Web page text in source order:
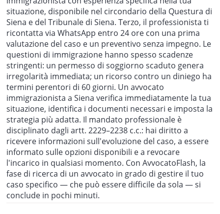
situazione, disponibile nel circondario della Questura di
Siena e del Tribunale di Siena. Terzo, il professionista ti
ricontatta via WhatsApp entro 24 ore con una prima
valutazione del caso e un preventivo senza impegno. Le
questioni di immigrazione hanno spesso scadenze
stringenti: un permesso di soggiorno scaduto genera
irregolarità immediata; un ricorso contro un diniego ha
termini perentori di 60 giorni. Un avvocato
immigrazionista a Siena verifica immediatamente la tua
situazione, identifica i documenti necessari e imposta la
strategia più adatta. Il mandato professionale è
disciplinato dagli artt. 2229–2238 c.c.: hai diritto a
ricevere informazioni sull'evoluzione del caso, a essere
informato sulle opzioni disponibili e a revocare
l'incarico in qualsiasi momento. Con AvvocatoFlash, la
fase di ricerca di un avvocato in grado di gestire il tuo
caso specifico — che può essere difficile da sola — si
conclude in pochi minuti.